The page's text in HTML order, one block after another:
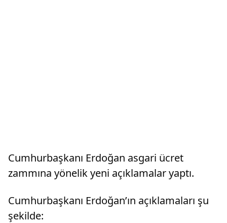
Cumhurbaşkanı Erdoğan asgari ücret
zammına yönelik yeni açıklamalar yaptı.
Cumhurbaşkanı Erdoğan’ın açıklamaları şu
şekilde: